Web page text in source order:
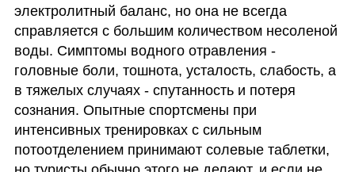
электролитный баланс, но она не всегда
справляется с большим количеством несоленой
воды. Симптомы водного отравления -
головные боли, тошнота, усталость, слабость, а
в тяжелых случаях - спутанность и потеря
сознания. Опытные спортсмены при
интенсивных тренировках с сильным
потоотделением принимают солевые таблетки,